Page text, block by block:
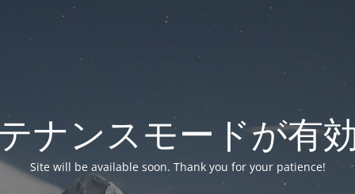
ナンスモードが有
Site will be available soon. Thank you for your patience!